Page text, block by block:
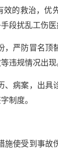
的救治，优
段扰乱工伤医
严防冒名顶
违规情况出现
病案，出具
制度。
使受到事故